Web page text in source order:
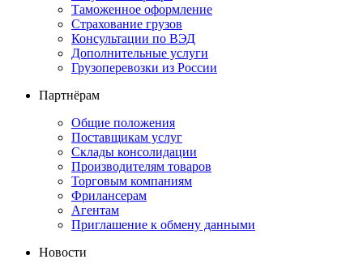
Таможенное оформление
Страхование грузов
Консультации по ВЭД
Дополнительные услуги
Грузоперевозки из России
Партнёрам
Общие положения
Поставщикам услуг
Склады консолидации
Производителям товаров
Торговым компаниям
Фрилансерам
Агентам
Приглашение к обмену данными
Новости